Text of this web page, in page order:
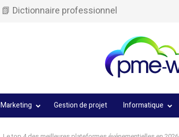
📗 Dictionnaire professionnel
Marketing Gestion de projet Informatique